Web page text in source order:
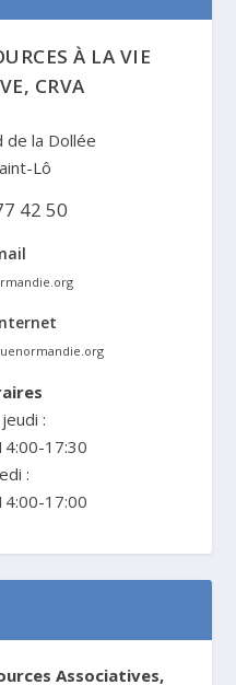
À LA VIE
CRVA
de la Dollée
Lô
42 50
:
17:30
:
17:00
Associatives,